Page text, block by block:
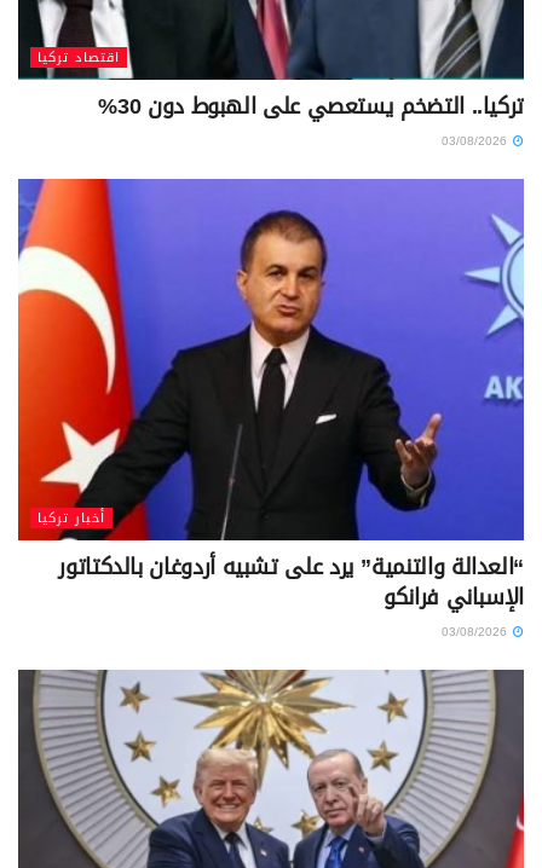
اقتصاد تركيا
تركيا.. التضخم يستعصي على الهبوط دون 30%
أخبار تركيا
“العدالة والتنمية” يرد على تشبيه أردوغان بالدكتاتور
الإسباني فرانكو